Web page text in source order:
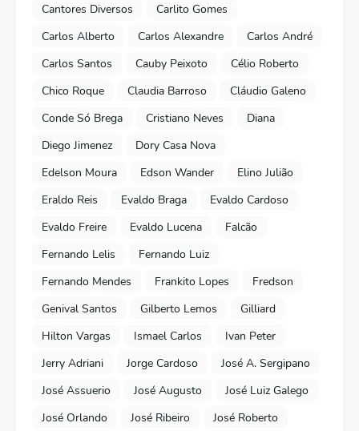
Cantores Diversos
Carlito Gomes
Carlos Alberto
Carlos Alexandre
Carlos André
Carlos Santos
Cauby Peixoto
Célio Roberto
Chico Roque
Claudia Barroso
Cláudio Galeno
Conde Só Brega
Cristiano Neves
Diana
Diego Jimenez
Dory Casa Nova
Edelson Moura
Edson Wander
Elino Julião
Eraldo Reis
Evaldo Braga
Evaldo Cardoso
Evaldo Freire
Evaldo Lucena
Falcão
Fernando Lelis
Fernando Luiz
Fernando Mendes
Frankito Lopes
Fredson
Genival Santos
Gilberto Lemos
Gilliard
Hilton Vargas
Ismael Carlos
Ivan Peter
Jerry Adriani
Jorge Cardoso
José A. Sergipano
José Assuerio
José Augusto
José Luiz Galego
José Orlando
José Ribeiro
José Roberto